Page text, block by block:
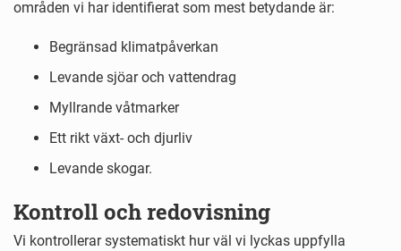
områden vi har identifierat som mest betydande är:
Begränsad klimatpåverkan
Levande sjöar och vattendrag
Myllrande våtmarker
Ett rikt växt- och djurliv
Levande skogar.
Kontroll och redovisning
Vi kontrollerar systematiskt hur väl vi lyckas uppfylla